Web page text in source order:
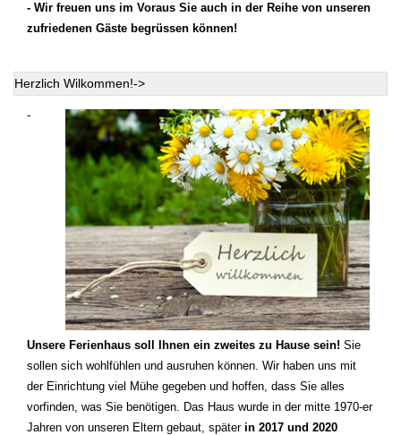
- Wir freuen uns im Voraus Sie auch in der Reihe von unseren
zufriedenen Gäste begrüssen können!
Herzlich Wilkommen!->
-
Unsere Ferienhaus soll Ihnen ein zweites zu Hause sein! Sie
sollen sich wohlfühlen und ausruhen können. Wir haben uns mit
der Einrichtung viel Mühe gegeben und hoffen, dass Sie alles
vorfinden, was Sie benötigen. Das Haus wurde in der mitte 1970-er
Jahren von unseren Eltern gebaut, später in 2017 und 2020